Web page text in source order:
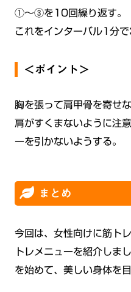
①〜③を10回繰り返す。
これをインターバル1分で
＜ポイント＞
胸を張って肩甲骨を寄せな
肩がすくまないように注
ーを引かないようする。
まとめ
今回は、女性向けに筋ト
トレメニューを紹介しま
を始めて、美しい身体を